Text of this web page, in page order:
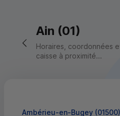
Retour vers la page
Ain (01)
Horaires, coordonnées
caisse à proximité...
Ambérieu-en-Bugey (01500)